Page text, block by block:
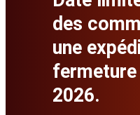
des
une
2026.